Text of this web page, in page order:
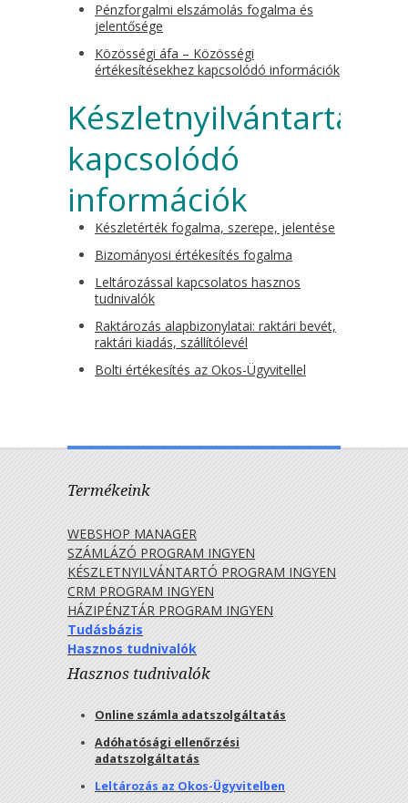
Pénzforgalmi elszámolás fogalma és
jelentősége
Közösségi áfa – Közösségi
értékesítésekhez kapcsolódó információk
kapcsolódó
információk
Készletérték fogalma, szerepe, jelentése
Bizományosi értékesítés fogalma
Leltározással kapcsolatos hasznos
tudnivalók
Raktározás alapbizonylatai: raktári bevét,
raktári kiadás, szállítólevél
Bolti értékesítés az Okos-Ügyvitellel
Termékeink
WEBSHOP MANAGER
SZÁMLÁZÓ PROGRAM INGYEN
KÉSZLETNYILVÁNTARTÓ PROGRAM INGYEN
CRM PROGRAM INGYEN
HÁZIPÉNZTÁR PROGRAM INGYEN
Tudásbázis
Hasznos tudnivalók
Hasznos tudnivalók
Online számla adatszolgáltatás
Adóhatósági ellenőrzési
adatszolgáltatás
Leltározás az Okos-Ügyvitelben